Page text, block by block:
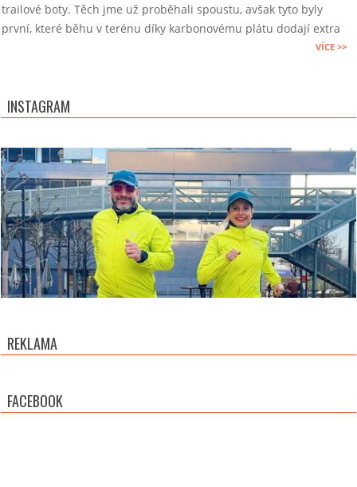
29
trailové boty. Těch jme už proběhali spoustu, avšak tyto byly
první, které běhu v terénu díky karbonovému plátu dodají extra
VÍCE >>
INSTAGRAM
REKLAMA
FACEBOOK